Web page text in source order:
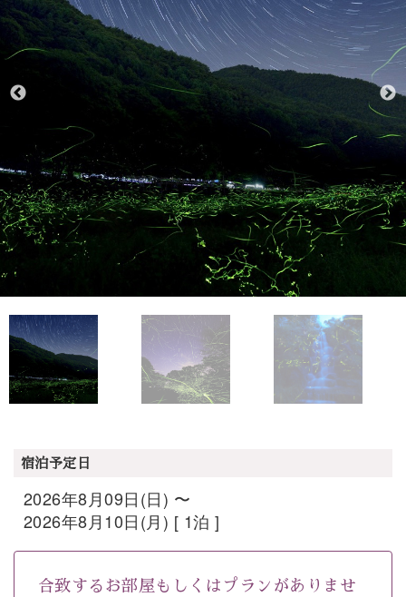
宿泊予定日
2026年8月09日(日) 〜
2026年8月10日(月) [ 1泊 ]
合致するお部屋もしくはプランがありませ